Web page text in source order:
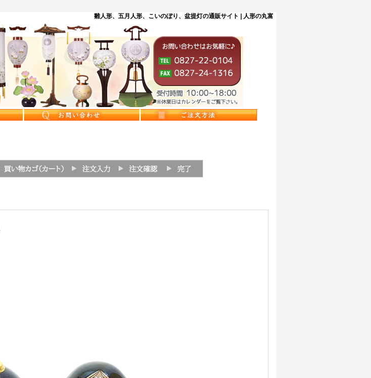
雛人形、五月人形、こいのぼり、盆提灯の通販サイト | 人形の丸富